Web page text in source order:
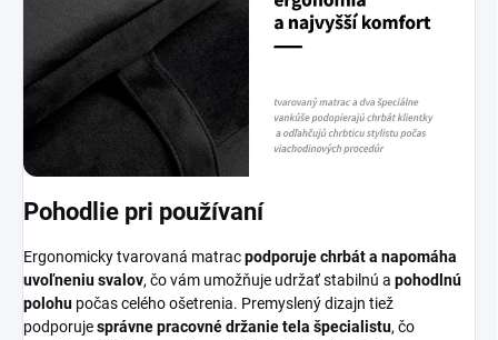
Pohodlie pri používaní
Ergonomicky tvarovaná matracpodporuje chrbát a napomáha
uvoľneniu svalov, čo vám umožňuje udržať stabilnú a pohodlnú
polohu počas celého ošetrenia. Premyslený dizajn tiež
podporujesprávne pracovné držanie tela špecialistu, čo